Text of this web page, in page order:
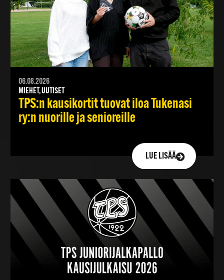
06.08.2026
MIEHET, UUTISET
TPS:n kausikortit tuovat iloa Tukenasi
ry:n nuorille ja senioreille
LUE LISÄÄ